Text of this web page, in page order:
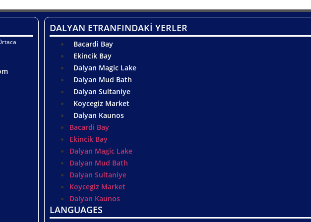
DALYAN ETRANFINDAKİ YERLER
Bacardi Bay
Ekincik Bay
Dalyan Magic Lake
Dalyan Mud Bath
Dalyan Sultaniye
Koycegiz Market
Dalyan Kaunos
Bacardi Bay
Ekincik Bay
Dalyan Magic Lake
Dalyan Mud Bath
Dalyan Sultaniye
Koycegiz Market
Dalyan Kaunos
LANGUAGES